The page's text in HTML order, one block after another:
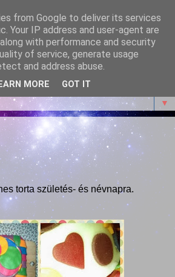
az életemből. Mosollyal,
marcipánnal, csokival.
▼
torta születés- és névnapra.
from Google to deliver its services
Your IP address and user-agent are
with performance and security
of service, generate usage
and address abuse.
MORE GOT IT